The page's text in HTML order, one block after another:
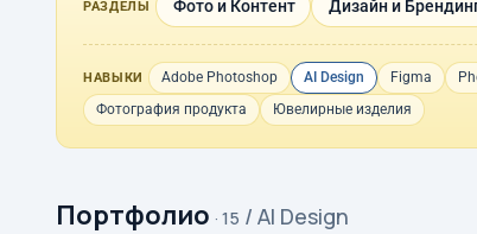
РАЗДЕЛЫ Фото и Контент Дизайн и
НАВЫКИ Adobe Photoshop AI Design Figma
Фотография продукта
Ювелирные изделия
Портфолио · 15 / AI Design